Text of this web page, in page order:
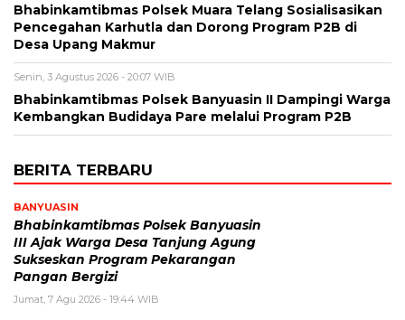
Bhabinkamtibmas Polsek Muara Telang Sosialisasikan
Pencegahan Karhutla dan Dorong Program P2B di
Desa Upang Makmur
Senin, 3 Agustus 2026 - 20:07 WIB
Bhabinkamtibmas Polsek Banyuasin II Dampingi Warga
Kembangkan Budidaya Pare melalui Program P2B
BERITA TERBARU
BANYUASIN
Bhabinkamtibmas Polsek Banyuasin
III Ajak Warga Desa Tanjung Agung
Sukseskan Program Pekarangan
Pangan Bergizi
Jumat, 7 Agu 2026 - 19:44 WIB